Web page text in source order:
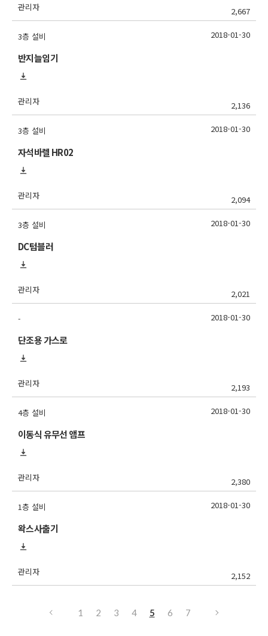
관리자 2,667
3층 설비
반지늘임기
관리자 2,136
2018-01-30
3층 설비
자석바렐 HR02
관리자 2,094
2018-01-30
3층 설비
DC텀블러
관리자 2,021
2018-01-30
-
단조용 가스로
관리자 2,193
2018-01-30
4층 설비
이동식 유무선 앰프
관리자 2,380
2018-01-30
1층 설비
왁스사출기
관리자 2,152
2018-01-30
1 2 3 4 5 6 7